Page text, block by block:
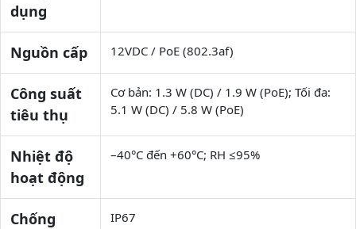
dụng
Nguồn cấp 12VDC / PoE (802.3af)
Công suất
tiêu thụ
Cơ bản: 1.3 W (DC) / 1.9 W (PoE); Tối đa:
5.1 W (DC) / 5.8 W (PoE)
Nhiệt độ
hoạt động
–40°C đến +60°C; RH ≤95%
Chống
IP67